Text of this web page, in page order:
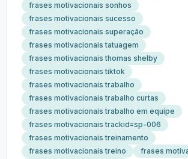
frases motivacionais sonhos
frases motivacionais sucesso
frases motivacionais superação
frases motivacionais tatuagem
frases motivacionais thomas shelby
frases motivacionais tiktok
frases motivacionais trabalho
frases motivacionais trabalho curtas
frases motivacionais trabalho em equipe
frases motivacionais trackid=sp-006
frases motivacionais treinamento
frases motivacionais treino
frases